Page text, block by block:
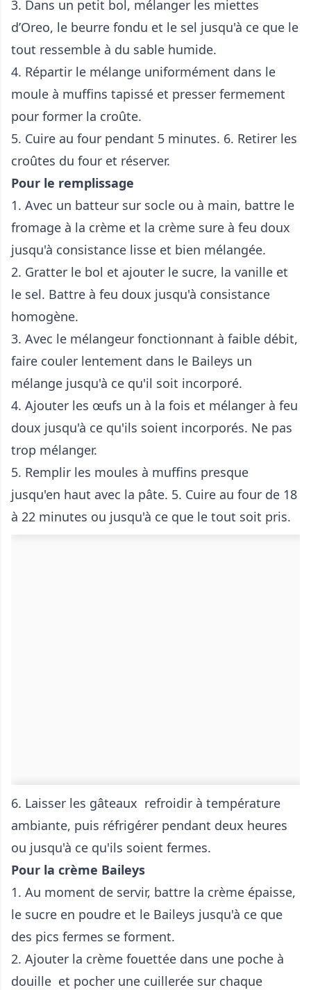
3. Dans un petit bol, mélanger les miettes
d’Oreo, le beurre fondu et le sel jusqu'à ce que le
tout ressemble à du sable humide.
4. Répartir le mélange uniformément dans le
moule à muffins tapissé et presser fermement
pour former la croûte.
5. Cuire au four pendant 5 minutes. 6. Retirer les
croûtes du four et réserver.
Pour le remplissage
1. Avec un batteur sur socle ou à main, battre le
fromage à la crème et la crème sure à feu doux
jusqu'à consistance lisse et bien mélangée.
2. Gratter le bol et ajouter le sucre, la vanille et
le sel. Battre à feu doux jusqu'à consistance
homogène.
3. Avec le mélangeur fonctionnant à faible débit,
faire couler lentement dans le Baileys un
mélange jusqu'à ce qu'il soit incorporé.
4. Ajouter les œufs un à la fois et mélanger à feu
doux jusqu'à ce qu'ils soient incorporés. Ne pas
trop mélanger.
5. Remplir les moules à muffins presque
jusqu'en haut avec la pâte. 5. Cuire au four de 18
à 22 minutes ou jusqu'à ce que le tout soit pris.
6. Laisser les gâteaux refroidir à température
ambiante, puis réfrigérer pendant deux heures
ou jusqu'à ce qu'ils soient fermes.
Pour la crème Baileys
1. Au moment de servir, battre la crème épaisse,
le sucre en poudre et le Baileys jusqu'à ce que
des pics fermes se forment.
2. Ajouter la crème fouettée dans une poche à
douille et pocher une cuillerée sur chaque